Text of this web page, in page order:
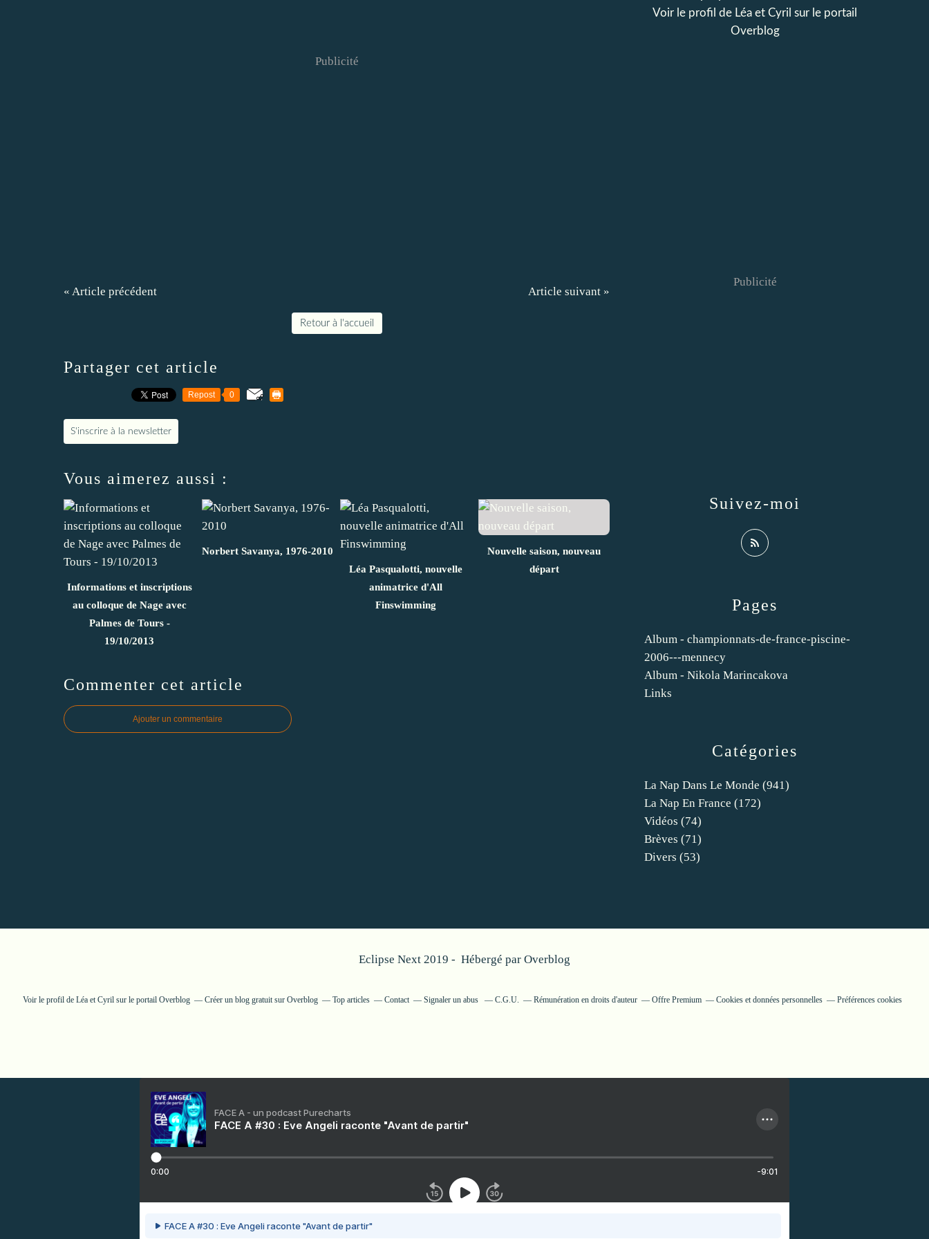
Publicité
« Article précédent Article suivant »
Retour à l'accueil
Partager cet article
Repost 0
S'inscrire à la newsletter
Vous aimerez aussi :
Informations et inscriptions
au colloque de Nage avec
Palmes de Tours -
19/10/2013
Norbert Savanya, 1976-2010
Léa Pasqualotti, nouvelle
animatrice d'All
Finswimming
Nouvelle saison, nouveau
départ
Commenter cet article
Ajouter un commentaire
Catégories
La Nap Dans Le Monde (941)
La Nap En France (172)
Vidéos (74)
Brèves (71)
Divers (53)
Pages
Album - championnats-de-france-piscine-
2006---mennecy
Album - Nikola Marincakova
Links
Voir le profil de Léa et Cyril sur le portail
Overblog
Suivez-moi
Publicité
Eclipse Next 2019 - Hébergé par Overblog
Voir le profil de Léa et Cyril sur le portail Overblog Créer un blog gratuit sur Overblog Top articles Contact Signaler un abus C.G.U. Rémunération en droits d'auteur Offre Premium Cookies et données personnelles Préférences cookies
FACE A - un podcast Purecharts
FACE A #30 : Eve Angeli raconte "Avant de partir"
0:00 -9:01
FACE A #30 : Eve Angeli raconte "Avant de partir"